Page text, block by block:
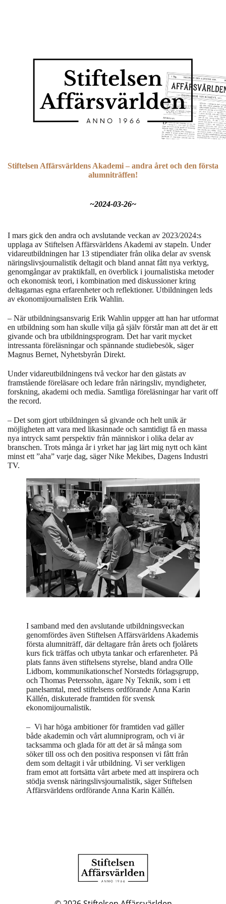
Stiftelsen Affärsvärldens Akademi – andra året och den första
alumniträffen!
~2024-03-26~
I mars gick den andra och avslutande veckan av 2023/2024:s
upplaga av Stiftelsen Affärsvärldens Akademi av stapeln. Under
vidareutbildningen har 13 stipendiater från olika delar av svensk
näringslivsjournalistik deltagit och bland annat fått nya verktyg,
genomgångar av praktikfall, en överblick i journalistiska metoder
och ekonomisk teori, i kombination med diskussioner kring
deltagarnas egna erfarenheter och reflektioner. Utbildningen leds
av ekonomijournalisten Erik Wahlin.
– När utbildningsansvarig Erik Wahlin uppger att han har utformat
en utbildning som han skulle vilja gå själv förstår man att det är ett
givande och bra utbildningsprogram. Det har varit mycket
intressanta föreläsningar och spännande studiebesök, säger
Magnus Bernet, Nyhetsbyrån Direkt.
Under vidareutbildningens två veckor har den gästats av
framstående föreläsare och ledare från näringsliv, myndigheter,
forskning, akademi och media. Samtliga föreläsningar har varit off
the record.
– Det som gjort utbildningen så givande och helt unik är
möjligheten att vara med likasinnade och samtidigt få en massa
nya intryck samt perspektiv från människor i olika delar av
branschen. Trots många år i yrket har jag lärt mig nytt och känt
minst ett ”aha” varje dag, säger Nike Mekibes, Dagens Industri
TV.
I samband med den avslutande utbildningsveckan
genomfördes även Stiftelsen Affärsvärldens Akademis
första alumniträff, där deltagare från årets och fjolårets
kurs fick träffas och utbyta tankar och erfarenheter. På
plats fanns även stiftelsens styrelse, bland andra Olle
Lidbom, kommunikationschef Norstedts förlagsgrupp,
och Thomas Peterssohn, ägare Ny Teknik, som i ett
panelsamtal, med stiftelsens ordförande Anna Karin
Källén, diskuterade framtiden för svensk
ekonomijournalistik.
– Vi har höga ambitioner för framtiden vad gäller
både akademin och vårt alumniprogram, och vi är
tacksamma och glada för att det är så många som
söker till oss och den positiva responsen vi fått från
dem som deltagit i vår utbildning. Vi ser verkligen
fram emot att fortsätta vårt arbete med att inspirera och
stödja svensk näringslivsjournalistik, säger Stiftelsen
Affärsvärldens ordförande Anna Karin Källén.